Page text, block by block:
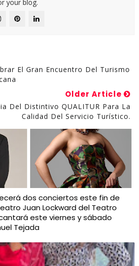
your blog.
El Gran Encuentro Del Turismo
Older Article
Del Distintivo QUALITUR Para La
Calidad Del Servicio Turístico.
dos conciertos este fin de
Juan Lockward del Teatro
este viernes y sábado
Tejada